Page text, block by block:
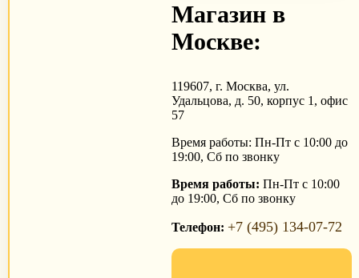
Магазин в
Москве:
119607, г. Москва, ул.
Удальцова, д. 50, корпус 1, офис
57
Время работы: Пн-Пт с 10:00 до
19:00, Сб по звонку
Время работы: Пн-Пт с 10:00
до 19:00, Сб по звонку
Телефон: +7 (495) 134-07-72